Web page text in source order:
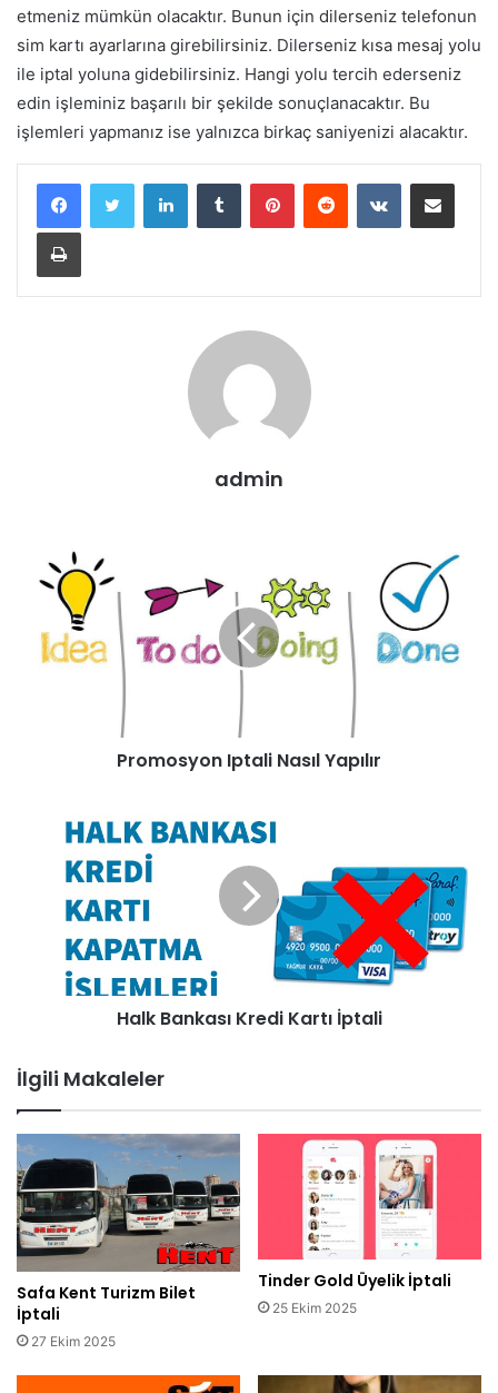
etmeniz mümkün olacaktır. Bunun için dilerseniz telefonun
sim kartı ayarlarına girebilirsiniz. Dilerseniz kısa mesaj yolu
ile iptal yoluna gidebilirsiniz. Hangi yolu tercih ederseniz
edin işleminiz başarılı bir şekilde sonuçlanacaktır. Bu
işlemleri yapmanız ise yalnızca birkaç saniyenizi alacaktır.
LinkedInTumblr PinterestReddit VKontakteE-Posta ile paylaş
Yazdır
admin
Promosyon Iptali Nasıl Yapılır
Halk Bankası Kredi Kartı İptali
İlgili Makaleler
Safa Kent Turizm Bilet
İptali
27 Ekim 2025
Tinder Gold Üyelik İptali
25 Ekim 2025